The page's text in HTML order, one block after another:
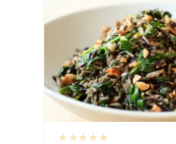
★★★★★